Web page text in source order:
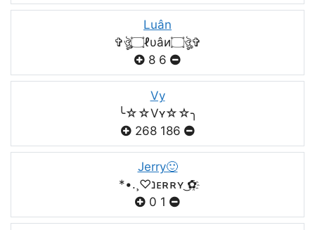
Luân
✞ঔৣ۝ℓυâи۝ঔৣ✞
8 6
Vy
╰☆☆Vʏ☆☆╮
268 186
Jerry🙂
*•.¸♡נᴇʀʀʏ ͜✿҈
0 1